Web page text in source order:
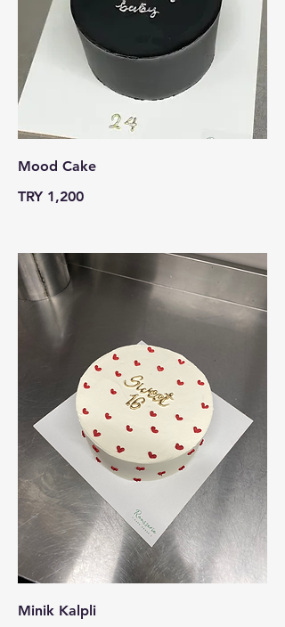
Mood Cake
TRY 1,200
Minik Kalpli